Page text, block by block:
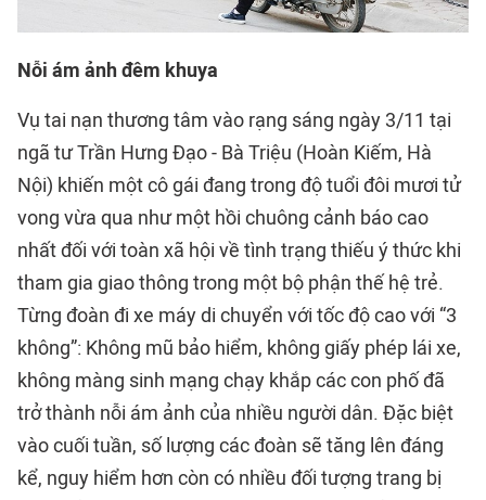
Nỗi ám ảnh đêm khuya
Vụ tai nạn thương tâm vào rạng sáng ngày 3/11 tại
ngã tư Trần Hưng Đạo - Bà Triệu (Hoàn Kiếm, Hà
Nội) khiến một cô gái đang trong độ tuổi đôi mươi tử
vong vừa qua như một hồi chuông cảnh báo cao
nhất đối với toàn xã hội về tình trạng thiếu ý thức khi
tham gia giao thông trong một bộ phận thế hệ trẻ.
Từng đoàn đi xe máy di chuyển với tốc độ cao với “3
không”: Không mũ bảo hiểm, không giấy phép lái xe,
không màng sinh mạng chạy khắp các con phố đã
trở thành nỗi ám ảnh của nhiều người dân. Đặc biệt
vào cuối tuần, số lượng các đoàn sẽ tăng lên đáng
kể, nguy hiểm hơn còn có nhiều đối tượng trang bị